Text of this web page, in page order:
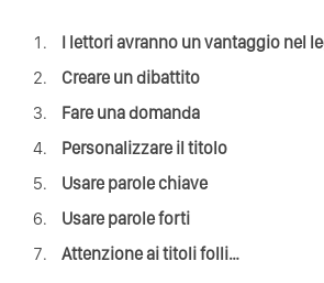
I lettori avranno un vantaggio nel
Creare un dibattito
Fare una domanda
Personalizzare il titolo
Usare parole chiave
Usare parole forti
Attenzione ai titoli folli…